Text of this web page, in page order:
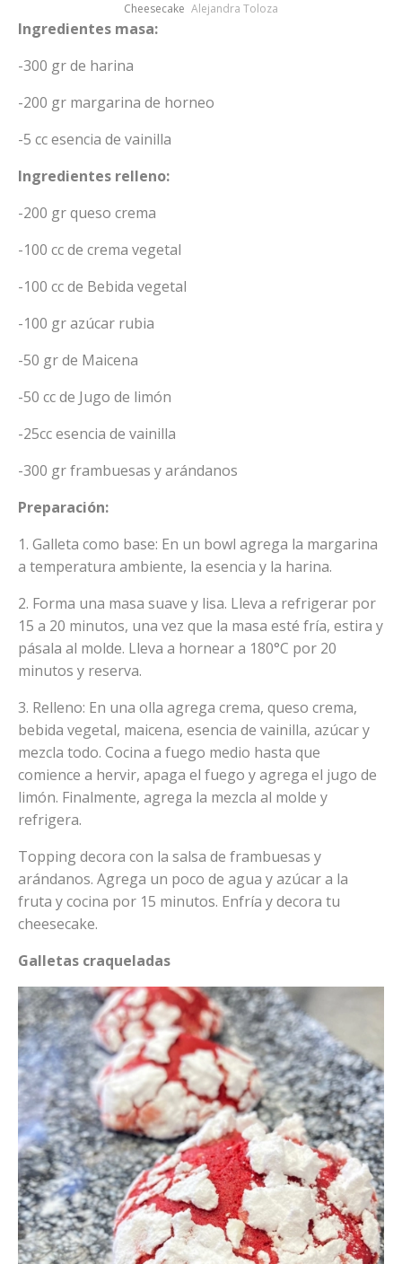
Cheesecake Alejandra Toloza
Ingredientes masa:
-300 gr de harina
-200 gr margarina de horneo
-5 cc esencia de vainilla
Ingredientes relleno:
-200 gr queso crema
-100 cc de crema vegetal
-100 cc de Bebida vegetal
-100 gr azúcar rubia
-50 gr de Maicena
-50 cc de Jugo de limón
-25cc esencia de vainilla
-300 gr frambuesas y arándanos
Preparación:
1. Galleta como base: En un bowl agrega la margarina
a temperatura ambiente, la esencia y la harina.
2. Forma una masa suave y lisa. Lleva a refrigerar por
15 a 20 minutos, una vez que la masa esté fría, estira y
pásala al molde. Lleva a hornear a 180°C por 20
minutos y reserva.
3. Relleno: En una olla agrega crema, queso crema,
bebida vegetal, maicena, esencia de vainilla, azúcar y
mezcla todo. Cocina a fuego medio hasta que
comience a hervir, apaga el fuego y agrega el jugo de
limón. Finalmente, agrega la mezcla al molde y
refrigera.
Topping decora con la salsa de frambuesas y
arándanos. Agrega un poco de agua y azúcar a la
fruta y cocina por 15 minutos. Enfría y decora tu
cheesecake.
Galletas craqueladas